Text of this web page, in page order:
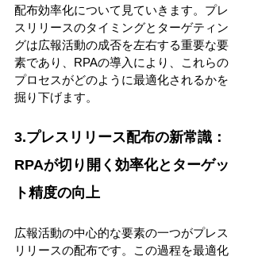
配布効率化について見ていきます。プレ
スリリースのタイミングとターゲティン
グは広報活動の成否を左右する重要な要
素であり、RPAの導入により、これらの
プロセスがどのように最適化されるかを
掘り下げます。
3.プレスリリース配布の新常識：
RPAが切り開く効率化とターゲッ
ト精度の向上
広報活動の中心的な要素の一つがプレス
リリースの配布です。この過程を最適化